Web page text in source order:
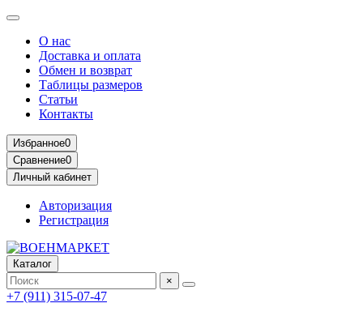
О нас
Доставка и оплата
Обмен и возврат
Таблицы размеров
Статьи
Контакты
Избранное0
Сравнение0
Личный кабинет
Авторизация
Регистрация
Каталог
×
+7 (911) 315-07-47